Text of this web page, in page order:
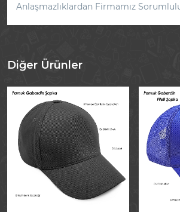
Anlaşmazlıklardan Firmamız
Diğer Ürünler